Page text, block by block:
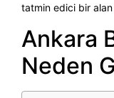
tatmin edici bir alan
Ankara
Neden